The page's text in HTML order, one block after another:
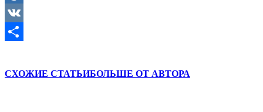
Mail.Ru
VK
СХОЖИЕ СТАТЬИБОЛЬШЕ ОТ АВТОРА